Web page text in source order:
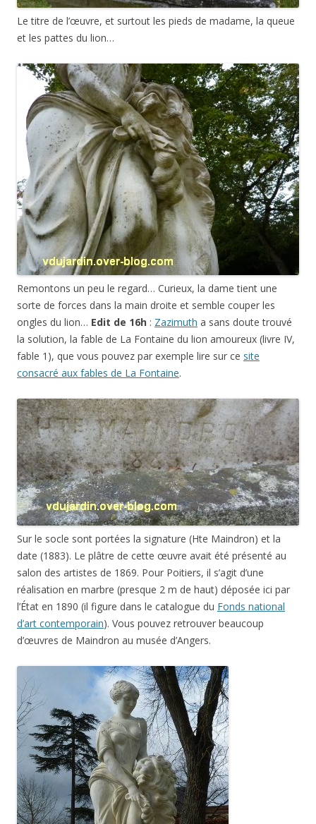
Le titre de l’œuvre, et surtout les pieds de madame, la queue
et les pattes du lion…
Remontons un peu le regard… Curieux, la dame tient une
sorte de forces dans la main droite et semble couper les
ongles du lion… Edit de 16h : Zazimuth a sans doute trouvé
la solution, la fable de La Fontaine du lion amoureux (livre IV,
fable 1), que vous pouvez par exemple lire sur ce site
consacré aux fables de La Fontaine.
Sur le socle sont portées la signature (Hte Maindron) et la
date (1883). Le plâtre de cette œuvre avait été présenté au
salon des artistes de 1869. Pour Poitiers, il s’agit d’une
réalisation en marbre (presque 2 m de haut) déposée ici par
l’État en 1890 (il figure dans le catalogue du Fonds national
d’art contemporain). Vous pouvez retrouver beaucoup
d’œuvres de Maindron au musée d’Angers.